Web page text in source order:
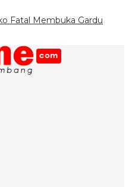
Fatal Membuka Gardu